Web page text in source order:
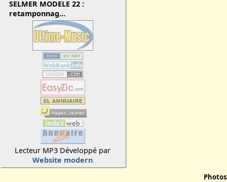
SELMER MODELE 22 :
retamponnag...
Lecteur MP3 Développé par
Website modern